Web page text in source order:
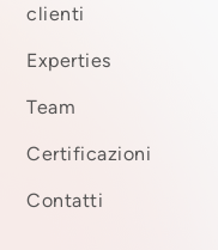
clienti
Experties
Team
Certificazioni
Contatti